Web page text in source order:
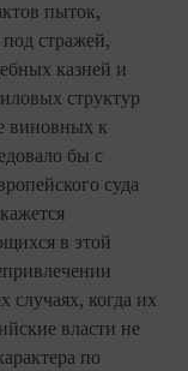
пыток,
стражей,
казней и
структур
виновных к
бы с
суда
в этой
случаях, когда их
власти не
по